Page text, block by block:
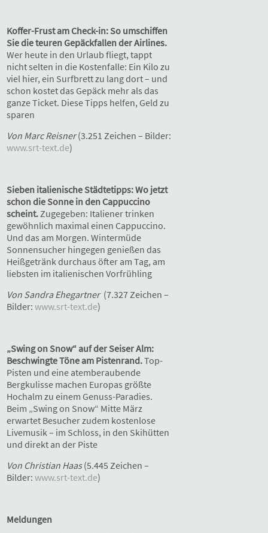
Koffer-Frust am Check-in: So umschiffen
Sie die teuren Gepäckfallen der Airlines.
Wer heute in den Urlaub fliegt, tappt
nicht selten in die Kostenfalle: Ein Kilo zu
viel hier, ein Surfbrett zu lang dort – und
schon kostet das Gepäck mehr als das
ganze Ticket. Diese Tipps helfen, Geld zu
sparen
Von Marc Reisner(3.251 Zeichen – Bilder:
www.srt-text.de)
Sieben italienische Städtetipps: Wo jetzt
schon die Sonne in den Cappuccino
scheint. Zugegeben: Italiener trinken
gewöhnlich maximal einen Cappuccino.
Und das am Morgen. Wintermüde
Sonnensucher hingegen genießen das
Heißgetränk durchaus öfter am Tag, am
liebsten im italienischen Vorfrühling
Von Sandra Ehegartner (7.327 Zeichen –
Bilder:www.srt-text.de)
„Swing on Snow“ auf der Seiser Alm:
Beschwingte Töne am Pistenrand.Top-
Pisten und eine atemberaubende
Bergkulisse machen Europas größte
Hochalm zu einem Genuss-Paradies.
Beim „Swing on Snow“ Mitte März
erwartet Besucher zudem kostenlose
Livemusik – im Schloss, in den Skihütten
und direkt an der Piste
Von Christian Haas(5.445 Zeichen –
Bilder:www.srt-text.de)
Meldungen